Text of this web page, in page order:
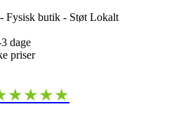
Fysisk butik - Støt Lokalt
dage
priser